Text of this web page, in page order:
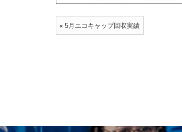
«5月エコキャップ回収実績